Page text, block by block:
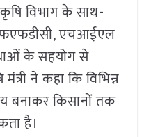
विभाग के साथ-
एचआईएल
के सहयोग से
ने कहा कि विभिन्न
बनाकर किसानों तक
है।